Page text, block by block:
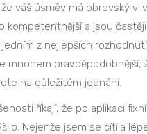
váš úsměv má obrovský
kompetentnější a jsou
z nejlepších
mnohem
na důležitém jednání.
říkají, že po aplikaci
Nejenže jsem se cítila